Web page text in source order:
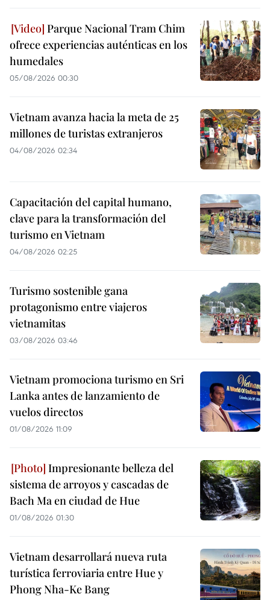
Parque Nacional Tram Chim
ofrece experiencias auténticas en los
humedales
05/08/2026 00:30
Vietnam avanza hacia la meta de 25
millones de turistas extranjeros
04/08/2026 02:34
Capacitación del capital humano,
clave para la transformación del
turismo en Vietnam
04/08/2026 02:25
Turismo sostenible gana
protagonismo entre viajeros
vietnamitas
03/08/2026 03:46
Vietnam promociona turismo en Sri
Lanka antes de lanzamiento de
vuelos directos
01/08/2026 11:09
Impresionante belleza del
sistema de arroyos y cascadas de
Bach Ma en ciudad de Hue
01/08/2026 01:30
Vietnam desarrollará nueva ruta
turística ferroviaria entre Hue y
Phong Nha-Ke Bang